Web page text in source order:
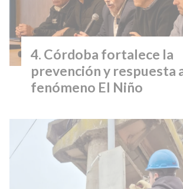
Córdoba fortalece la
prevención y respuesta
fenómeno El Niño